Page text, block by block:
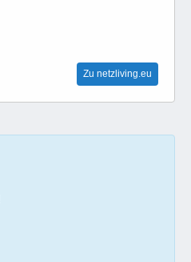
Zu netzliving.eu